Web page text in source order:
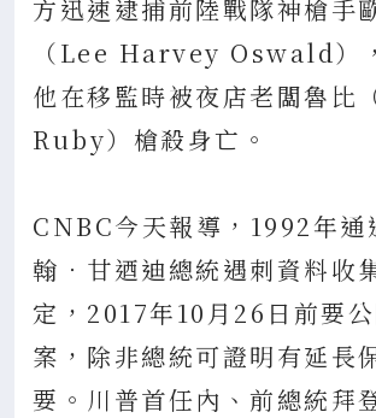
方迅速逮捕前陸戰隊神槍手
（Lee Harvey Oswald）
他在移監時被夜店老闆魯比
Ruby）槍殺身亡。
CNBC今天報導，1992年通
翰．甘迺迪總統遇刺資料收
定，2017年10月26日前要
案，除非總統可證明有延長
要。川普首任內、前總統拜